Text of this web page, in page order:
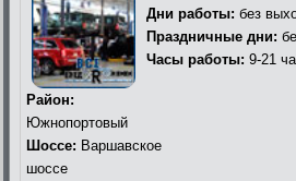
Дни работы: без
Праздничные дни:
Часы работы: 9-21
Район:
Южнопортовый
Шоссе: Варшавское
шоссе